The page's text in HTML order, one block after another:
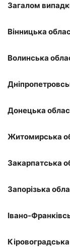
Загалом
Вінницька
Волинська
Донецька
Житомирська
Закарпатська
Запорізька
Івано-